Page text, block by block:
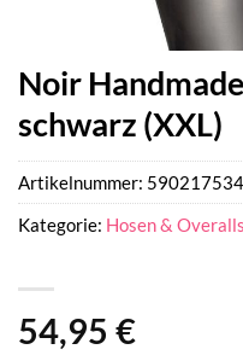
Noir
schwarz (XXL)
54,95 €
Artikelnummer:
Kategorie: Hosen & Overalls